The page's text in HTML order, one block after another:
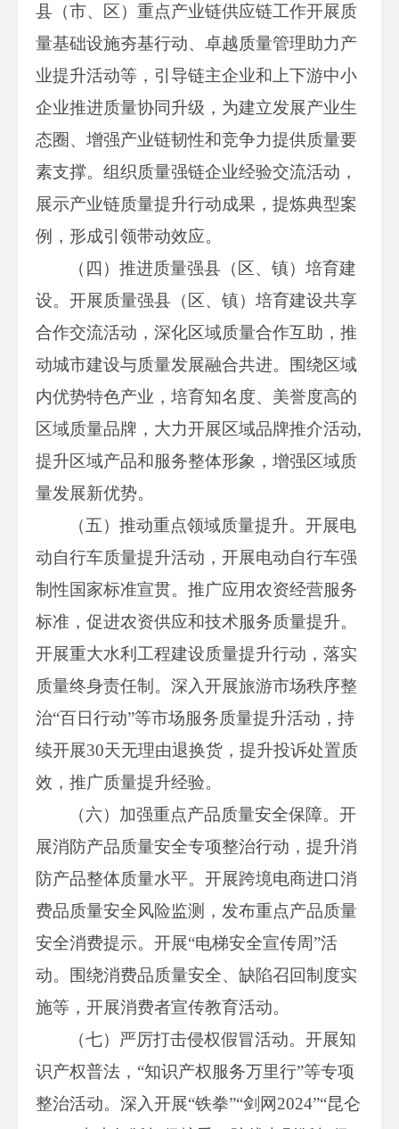
县（市、区）重点产业链供应链工作开展质
量基础设施夯基行动、卓越质量管理助力产
业提升活动等，引导链主企业和上下游中小
企业推进质量协同升级，为建立发展产业生
态圈、增强产业链韧性和竞争力提供质量要
素支撑。组织质量强链企业经验交流活动，
展示产业链质量提升行动成果，提炼典型案
例，形成引领带动效应。
（四）推进质量强县（区、镇）培育建
设。开展质量强县（区、镇）培育建设共享
合作交流活动，深化区域质量合作互助，推
动城市建设与质量发展融合共进。围绕区域
内优势特色产业，培育知名度、美誉度高的
区域质量品牌，大力开展区域品牌推介活动,
提升区域产品和服务整体形象，增强区域质
量发展新优势。
（五）推动重点领域质量提升。开展电
动自行车质量提升活动，开展电动自行车强
制性国家标准宣贯。推广应用农资经营服务
标准，促进农资供应和技术服务质量提升。
开展重大水利工程建设质量提升行动，落实
质量终身责任制。深入开展旅游市场秩序整
治“百日行动”等市场服务质量提升活动，持
续开展30天无理由退换货，提升投诉处置质
效，推广质量提升经验。
（六）加强重点产品质量安全保障。开
展消防产品质量安全专项整治行动，提升消
防产品整体质量水平。开展跨境电商进口消
费品质量安全风险监测，发布重点产品质量
安全消费提示。开展“电梯安全宣传周”活
动。围绕消费品质量安全、缺陷召回制度实
施等，开展消费者宣传教育活动。
（七）严厉打击侵权假冒活动。开展知
识产权普法，“知识产权服务万里行”等专项
整治活动。深入开展“铁拳”“剑网2024”“昆仑